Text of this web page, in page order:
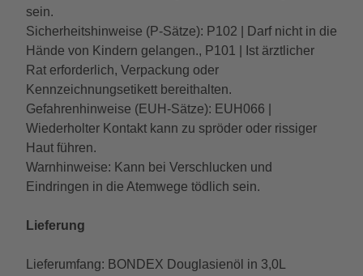
sein.
Sicherheitshinweise (P-Sätze): P102 | Darf nicht in die
Hände von Kindern gelangen., P101 | Ist ärztlicher
Rat erforderlich, Verpackung oder
Kennzeichnungsetikett bereithalten.
Gefahrenhinweise (EUH-Sätze): EUH066 |
Wiederholter Kontakt kann zu spröder oder rissiger
Haut führen.
Warnhinweise: Kann bei Verschlucken und
Eindringen in die Atemwege tödlich sein.
Lieferung
Lieferumfang: BONDEX Douglasienöl in 3,0L